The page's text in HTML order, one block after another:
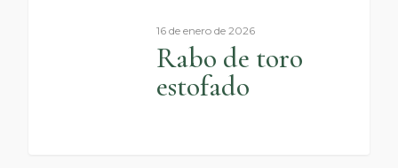
16 de enero de 2026
Rabo de toro
estofado